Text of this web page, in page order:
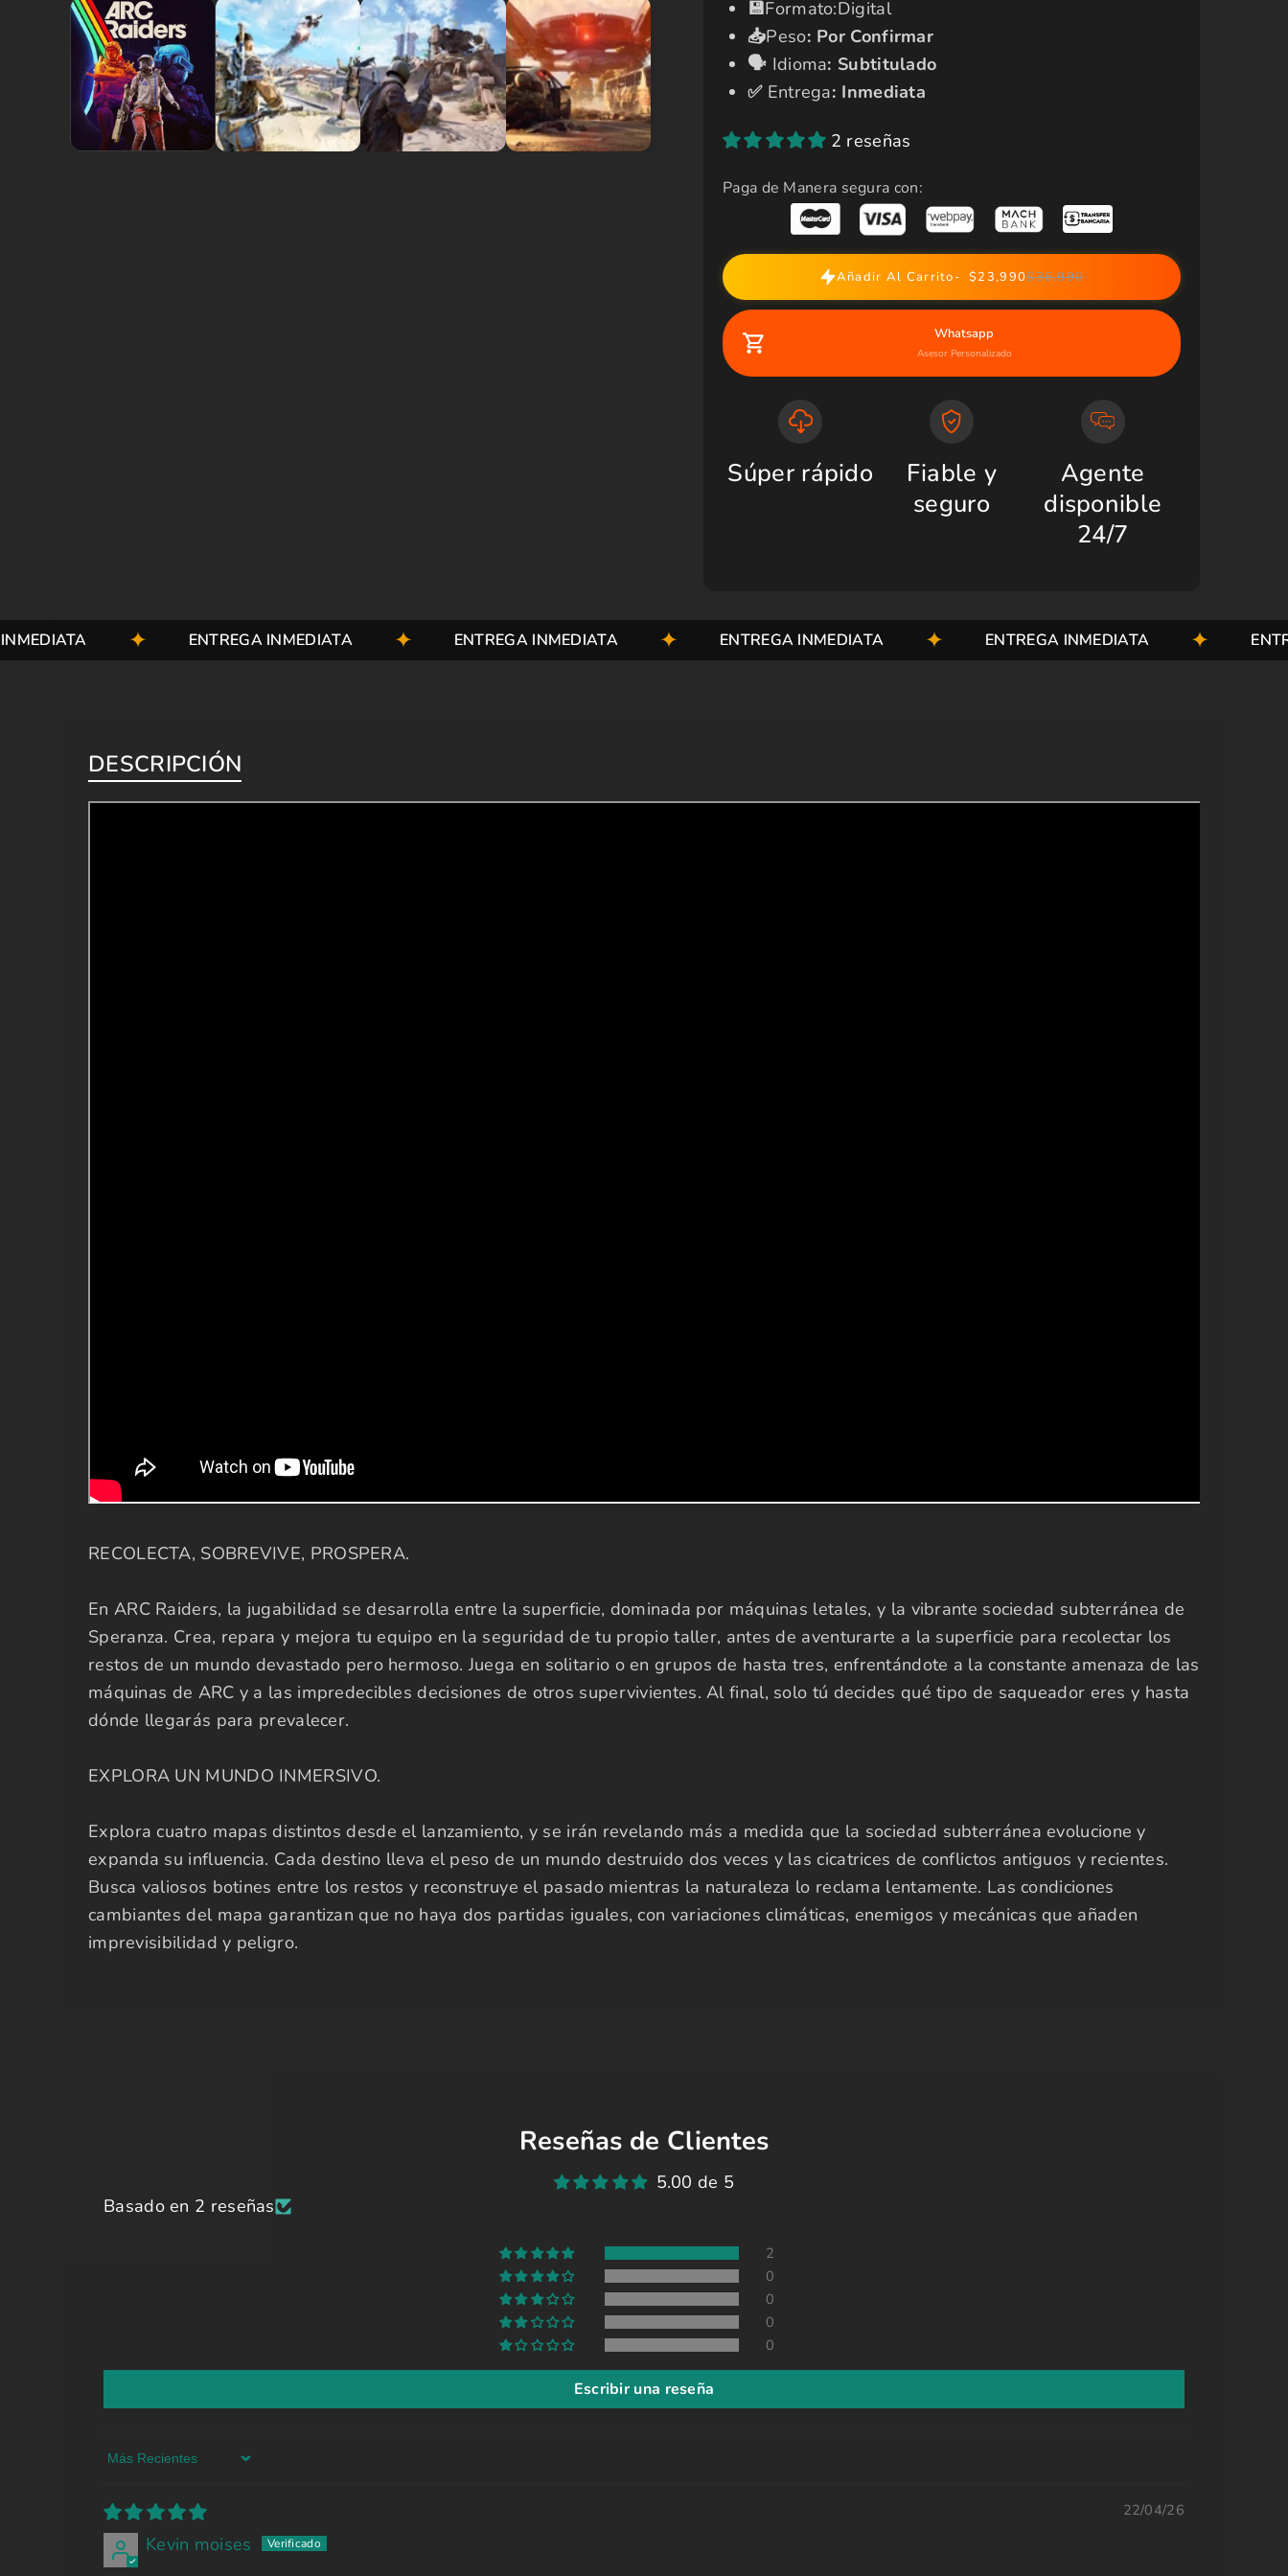
a
​💾​Formato:Digital
📥Peso: Por Confirmar
🗣️​ Idioma: Subtitulado
✅​ Entrega: Inmediata
2 reseñas
Paga de Manera segura con:
Añadir Al Carrito $23,990$36,990
Whatsapp
Asesor Personalizado
Súper rápido
Fiable y
seguro
Agente
disponible
24/7
ENTREGA INMEDIATA ENTREGA INMEDIATA ENTREGA INMEDIATA ENTREGA INMEDIATA ENTREGA
DESCRIPCIÓN
RECOLECTA, SOBREVIVE, PROSPERA.
En ARC Raiders, la jugabilidad se desarrolla entre la superficie, dominada por máquinas letales, y la vibrante sociedad subterránea de
Speranza. Crea, repara y mejora tu equipo en la seguridad de tu propio taller, antes de aventurarte a la superficie para recolectar los
restos de un mundo devastado pero hermoso. Juega en solitario o en grupos de hasta tres, enfrentándote a la constante amenaza de las
máquinas de ARC y a las impredecibles decisiones de otros supervivientes. Al final, solo tú decides qué tipo de saqueador eres y hasta
dónde llegarás para prevalecer.
EXPLORA UN MUNDO INMERSIVO.
Explora cuatro mapas distintos desde el lanzamiento, y se irán revelando más a medida que la sociedad subterránea evolucione y
expanda su influencia. Cada destino lleva el peso de un mundo destruido dos veces y las cicatrices de conflictos antiguos y recientes.
Busca valiosos botines entre los restos y reconstruye el pasado mientras la naturaleza lo reclama lentamente. Las condiciones
cambiantes del mapa garantizan que no haya dos partidas iguales, con variaciones climáticas, enemigos y mecánicas que añaden
imprevisibilidad y peligro.
Reseñas de Clientes
5.00 de 5
Basado en 2 reseñas
2
0
0
0
0
Escribir una reseña
Sort by
22/04/26
Kevin moises